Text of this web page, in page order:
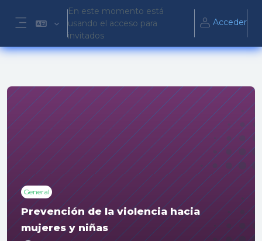
Salta al contenido principal
Panel lateral
En este momento está
usando el acceso para
invitados
Acceder
General
Prevención de la violencia hacia
mujeres y niñas